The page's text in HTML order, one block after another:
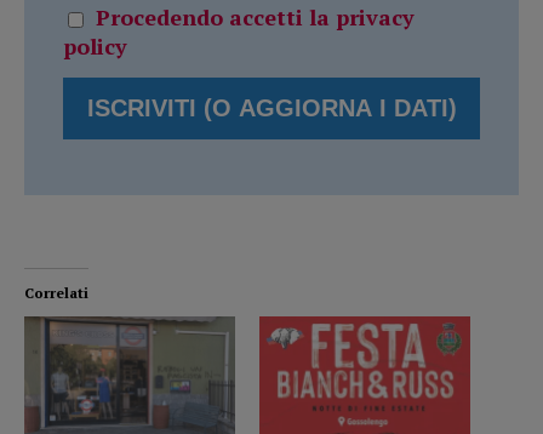
Procedendo accetti la privacy
policy
Correlati